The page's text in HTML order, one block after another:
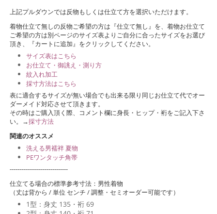
上記プルダウンでは反物もしくは仕立て方を選択いただけます。
着物仕立て無しの反物ご希望の方は『仕立て無し』を、着物お仕立て
ご希望の方は別ページのサイズ表よりご自分に合ったサイズをお選び
頂き、『カートに追加』をクリックしてください。
サイズ表はこちら
お仕立て・御誂え・測り方
紋入れ加工
採寸方法はこちら
表に適合するサイズが無い場合でも出来る限り同じお仕立て代でオー
ダーメイド対応させて頂きます。
その時はご購入頂く際、コメント欄に身長・ヒップ・裄をご記入下さ
い。→採寸方法
関連のオススメ
洗える男襦袢 夏物
PEワンタッチ角帯
------------------------------
仕立てる場合の標準参考寸法：男性着物
（丈は背から / 単位 センチ / 調整・セミオーダー可能です）
1型：身丈 135・裄 69